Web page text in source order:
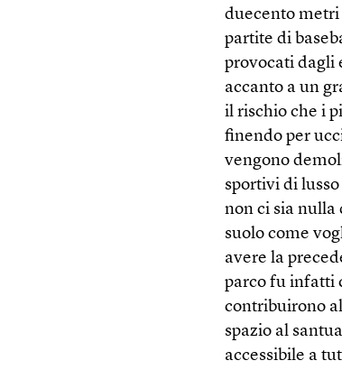
duecento metri
partite di
provocati dagli
accanto a un
il rischio che i
finendo per
vengono
sportivi di
non ci sia nulla
suolo come
avere la
parco fu infatti
contribuirono
spazio al
accessibile a